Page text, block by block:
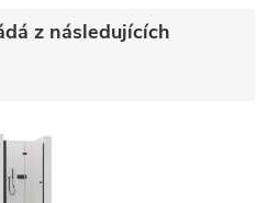
z následujících